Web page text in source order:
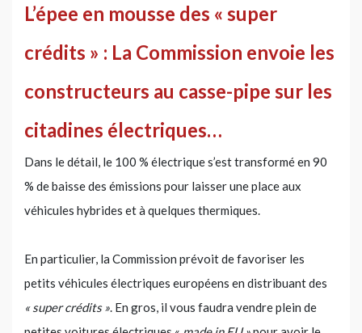
L’épee en mousse des « super
crédits » : La Commission envoie les
constructeurs au casse-pipe sur les
citadines électriques…
Dans le détail, le 100 % électrique s’est transformé en 90
% de baisse des émissions pour laisser une place aux
véhicules hybrides et à quelques thermiques.
En particulier, la Commission prévoit de favoriser les
petits véhicules électriques européens en distribuant des
« super crédits ». En gros, il vous faudra vendre plein de